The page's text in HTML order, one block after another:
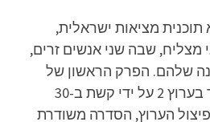
מציאות ישראלית,
שבה שני אנשים זרים,
שלהם. הפרק הראשון של
הסדרה הישראלית שודר בערוץ 2 על ידי קשת ב-30
לאחר פיצול הערוץ, הסדרה משודרת